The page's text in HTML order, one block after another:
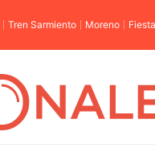
Tren Sarmiento Moreno